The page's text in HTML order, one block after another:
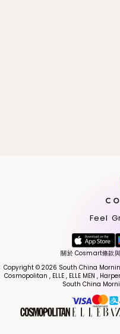
Feel
關於 Cosmart條款
Copyright © 2026 South China
Cosmopolitan , ELLE , ELLE MEN ,
South China